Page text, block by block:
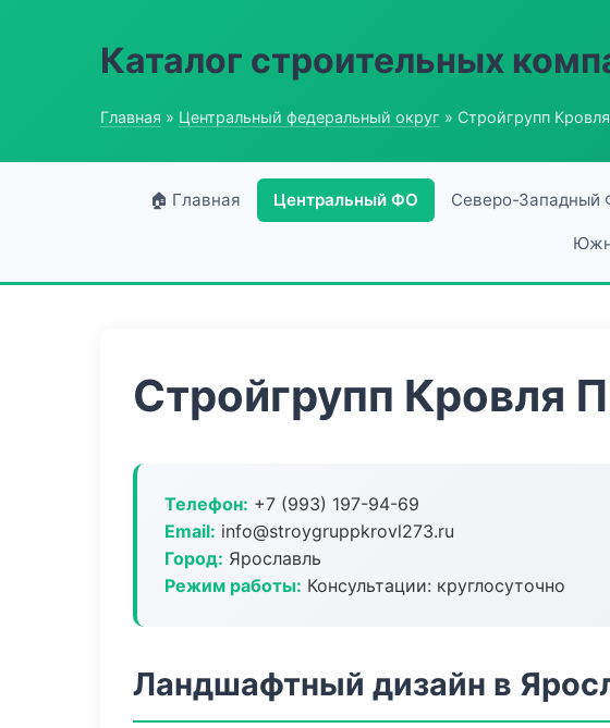
Каталог строительных
Главная » Центральный федеральный округ » Стройгрупп
🏠 Главная Центральный ФО Северо-Западный
Стройгрупп Кровля
Телефон: +7 (993) 197-94-69
Email: info@stroygruppkrovl273.ru
Город: Ярославль
Режим работы: Консультации: круглосуточно
Ландшафтный дизайн в